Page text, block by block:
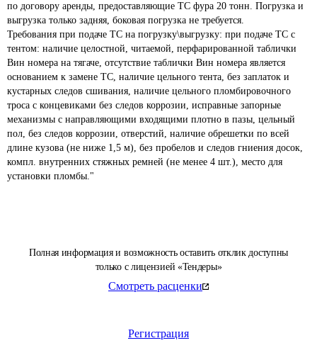
Полная информация и возможность оставить отклик доступны
только с лицензией «Тендеры»
Смотреть расценки
Регистрация
по договору аренды, предоставляющие ТС фура 20 тонн. Погрузка и
выгрузка только задняя, боковая погрузка не требуется.
Требования при подаче ТС на погрузку\выгрузку: при подаче ТС с
тентом: наличие целостной, читаемой, перфарированной таблички
Вин номера на тягаче, отсутствие таблички Вин номера является
основанием к замене ТС, наличие цельного тента, без заплаток и
кустарных следов сшивания, наличие цельного пломбировочного
троса с концевиками без следов коррозии, исправные запорные
механизмы с направляющими входящими плотно в пазы, цельный
пол, без следов коррозии, отверстий, наличие обрешетки по всей
длине кузова (не ниже 1,5 м), без пробелов и следов гниения досок,
компл. внутренних стяжных ремней (не менее 4 шт.), место для